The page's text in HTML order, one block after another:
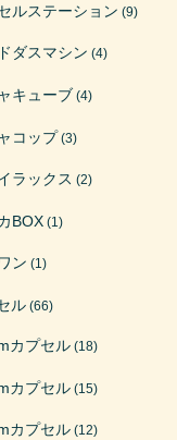
ルステーション (9)
ダスマシン (4)
キューブ (4)
コップ(3)
ラックス (2)
BOX (1)
ン (1)
ル (66)
カプセル (18)
カプセル (15)
カプセル (12)